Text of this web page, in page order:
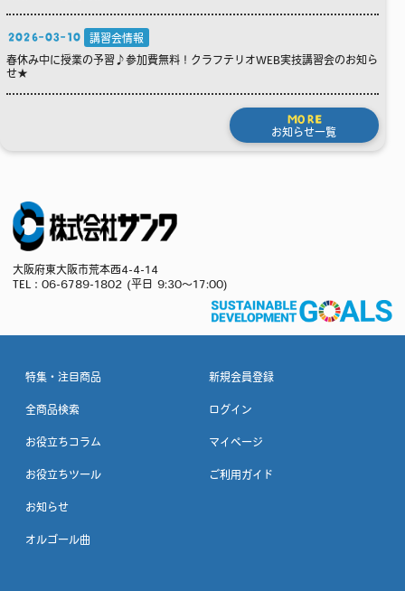
2026-03-10
講習会情報
春休み中に授業の予習♪参加費無料！クラフテリオWEB実技講習会のお知ら
せ★
MORE
お知らせ一覧
大阪府東大阪市荒本西4-4-14
TEL： 06-6789-1802 (平日 9:30～17:00)
特集・注目商品
全商品検索
お役立ちコラム
お役立ちツール
お知らせ
オルゴール曲
新規会員登録
ログイン
マイページ
ご利用ガイド